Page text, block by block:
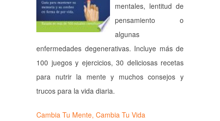
mentales, lentitud de
pensamiento o
algunas
enfermedades degenerativas. Incluye más de
100 juegos y ejercicios, 30 deliciosas recetas
para nutrir la mente y muchos consejos y
trucos para la vida diaria.
Cambia Tu Mente, Cambia Tu Vida